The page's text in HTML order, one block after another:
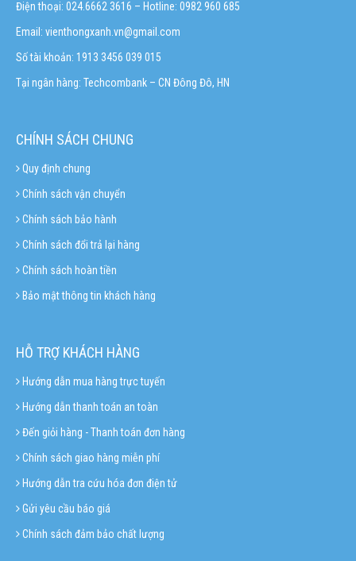
Điện thoại: 024.6662 3616 – Hotline: 0982 960 685
Email: vienthongxanh.vn@gmail.com
Số tài khoản: 1913 3456 039 015
Tại ngân hàng: Techcombank – CN Đông Đô, HN
CHÍNH SÁCH CHUNG
Quy định chung
Chính sách vận chuyển
Chính sách bảo hành
Chính sách đổi trả lại hàng
Chính sách hoàn tiền
Bảo mật thông tin khách hàng
HỖ TRỢ KHÁCH HÀNG
Hướng dẫn mua hàng trực tuyến
Hướng dẫn thanh toán an toàn
Đến giỏi hàng - Thanh toán đơn hàng
Chính sách giao hàng miễn phí
Hướng dẫn tra cứu hóa đơn điện tử
Gửi yêu cầu báo giá
Chính sách đảm bảo chất lượng